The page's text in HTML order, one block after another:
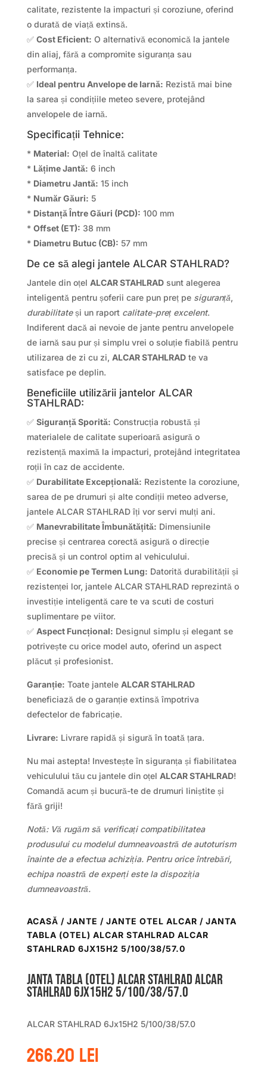
calitate, rezistente la impacturi și coroziune, oferind
o durată de viață extinsă.
✅ Cost Eficient: O alternativă economică la jantele
din aliaj, fără a compromite siguranța sau
performanța.
✅ Ideal pentru Anvelope de Iarnă: Rezistă mai bine
la sarea și condițiile meteo severe, protejând
anvelopele de iarnă.
Specificații Tehnice:
* Material: Oțel de înaltă calitate
* Lățime Jantă: 6 inch
* Diametru Jantă: 15 inch
* Număr Găuri: 5
* Distanță Între Găuri (PCD): 100 mm
* Offset (ET): 38 mm
* Diametru Butuc (CB): 57 mm
De ce să alegi jantele ALCAR STAHLRAD?
Jantele din oțel ALCAR STAHLRADsunt alegerea
inteligentă pentru șoferii care pun preț pe siguranță,
durabilitateși un raport calitate-preț excelent.
Indiferent dacă ai nevoie de jante pentru anvelopele
de iarnă sau pur și simplu vrei o soluție fiabilă pentru
utilizarea de zi cu zi, ALCAR STAHLRADte va
satisface pe deplin.
Beneficiile utilizării jantelor ALCAR
STAHLRAD:
✅ Siguranță Sporită: Construcția robustă și
materialele de calitate superioară asigură o
rezistență maximă la impacturi, protejând integritatea
roții în caz de accidente.
✅ Durabilitate Excepțională: Rezistente la coroziune,
sarea de pe drumuri și alte condiții meteo adverse,
jantele ALCAR STAHLRAD îți vor servi mulți ani.
✅ Manevrabilitate Îmbunătățită: Dimensiunile
precise și centrarea corectă asigură o direcție
precisă și un control optim al vehiculului.
✅ Economie pe Termen Lung: Datorită durabilității și
rezistenței lor, jantele ALCAR STAHLRAD reprezintă o
investiție inteligentă care te va scuti de costuri
suplimentare pe viitor.
✅ Aspect Funcțional: Designul simplu și elegant se
potrivește cu orice model auto, oferind un aspect
plăcut și profesionist.
Garanție: Toate jantele ALCAR STAHLRAD
beneficiază de o garanție extinsă împotriva
defectelor de fabricație.
Livrare: Livrare rapidă și sigură în toată țara.
Nu mai astepta! Investește în siguranța și fiabilitatea
vehiculului tău cu jantele din oțel ALCAR STAHLRAD!
Comandă acum și bucură-te de drumuri liniștite și
fără griji!
Notă: Vă rugăm să verificați compatibilitatea
produsului cu modelul dumneavoastră de autoturism
înainte de a efectua achiziția. Pentru orice întrebări,
echipa noastră de experți este la dispoziția
dumneavoastră.
ACASĂ / JANTE / JANTE OTEL ALCAR / JANTA
TABLA (OTEL) ALCAR STAHLRAD ALCAR
STAHLRAD 6JX15H2 5/100/38/57.0
Janta tabla (otel) ALCAR STAHLRAD ALCAR
STAHLRAD 6Jx15H2 5/100/38/57.0
ALCAR STAHLRAD 6Jx15H2 5/100/38/57.0
266.20lei